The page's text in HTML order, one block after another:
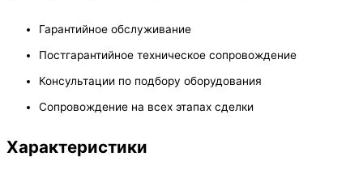
Гарантийное обслуживание
Постгарантийное техническое сопровождение
Консультации по подбору оборудования
Сопровождение на всех этапах сделки
Характеристики